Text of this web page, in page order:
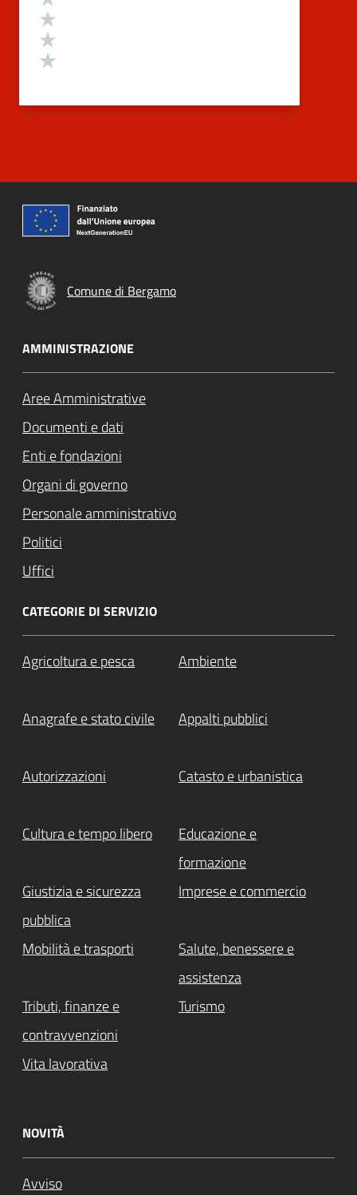
Comune di Bergamo
AMMINISTRAZIONE
Aree Amministrative
Documenti e dati
Enti e fondazioni
Organi di governo
Personale amministrativo
Politici
Uffici
CATEGORIE DI SERVIZIO
Agricoltura e pesca Ambiente
Anagrafe e stato civile Appalti pubblici
Autorizzazioni Catasto e urbanistica
Cultura e tempo libero
Educazione e
formazione
Giustizia e sicurezza
pubblica
Imprese e commercio
Mobilità e trasporti
Salute, benessere e
assistenza
Tributi, finanze e
contravvenzioni
Turismo
Vita lavorativa
NOVITÀ
Avviso